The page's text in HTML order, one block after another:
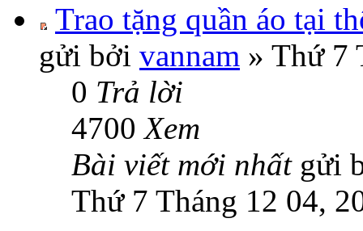
Trao tặng quần áo tại
gửi bởi vannam » Thứ 7
0 Trả lời
4700Xem
Bài viết mới nhất gửi
Thứ 7 Tháng 12 04,